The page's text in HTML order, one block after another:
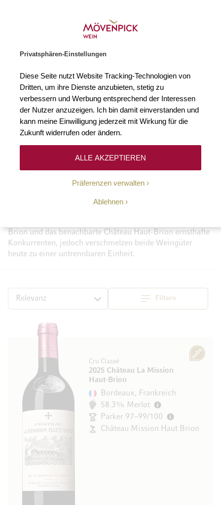
Privatsphären-Einstellungen
Diese Seite nutzt Website Tracking-Technologien von
Dritten, um ihre Dienste anzubieten, stetig zu
verbessern und Werbung entsprechend der Interessen
der Nutzer anzuzeigen. Ich bin damit einverstanden und
kann meine Einwilligung jederzeit mit Wirkung für die
Zukunft widerrufen oder ändern.
Präferenzen verwalten
Ablehnen
ALLE AKZEPTIEREN
Château Mission Haut
Brion
sich in dem Weinbaugebiet Pessac-Léognan, das der
Brion und das benachbarte Château Haut-Brion ernsthafte
Konkurrenten, jedoch verschmelzen beide Weingüter
heute zu einer untrennbaren Einheit.
Filtern
SortierenTop
Cru Classé
2025 Château La Mission
Haut-Brion
Subscription
Bordeaux, Frankreich
58.3% Merlot
Parker 97–99/100
Château Mission Haut Brion